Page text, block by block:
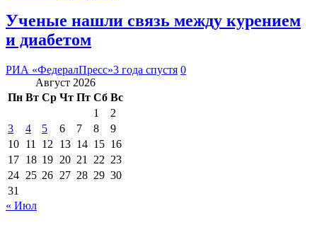
Ученые нашли связь между курением
и диабетом
РИА «ФедералПресс»3 года спустя 0
Август 2026
Пн Вт Ср Чт Пт Сб Вс
1
2
3
4 5 6 7 8
9
10 11 12 13 14 15 16
17 18 19 20 21 22 23
24 25 26 27 28 29 30
31
« Июл